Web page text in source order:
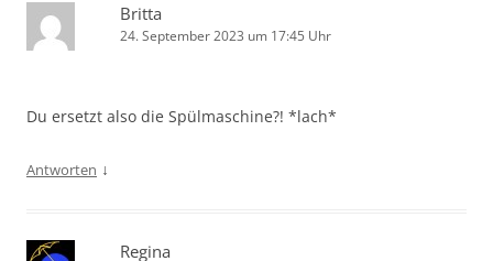
Britta
24. September 2023 um 17:45 Uhr
Du ersetzt also die Spülmaschine?! *lach*
Antworten ↓
Regina